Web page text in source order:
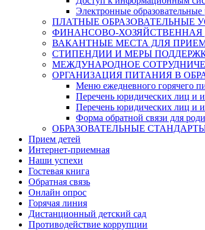
Электронные
ПЛАТНЫЕ ОБРАЗОВАТЕЛЬНЫЕ
ФИНАНСОВО-ХОЗЯЙСТВЕННАЯ
ВАКАНТНЫЕ МЕСТА ДЛЯ
СТИПЕНДИИ И МЕРЫ
МЕЖДУНАРОДНОЕ
ОРГАНИЗАЦИЯ ПИТАНИЯ В
Меню ежедневного горячего
Перечень юридических лиц и
Перечень юридических лиц и
Форма обратной связи для
ОБРАЗОВАТЕЛЬНЫЕ
Прием детей
Интернет-приемная
Наши успехи
Гостевая книга
Обратная связь
Онлайн опрос
Горячая линия
Дистанционный детский сад
Противодействие коррупции